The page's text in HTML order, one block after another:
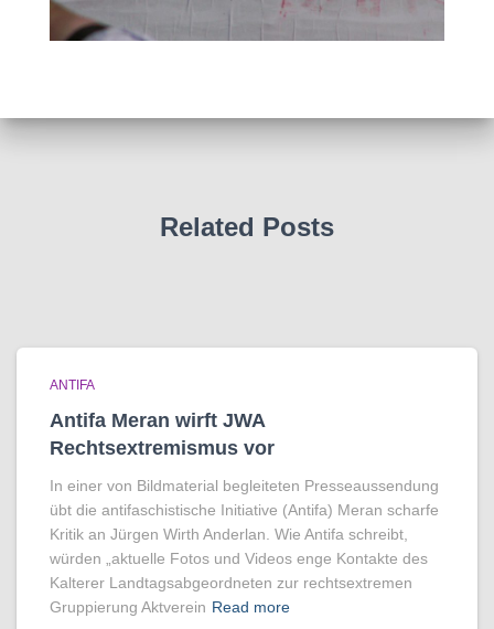
Related Posts
ANTIFA
Antifa Meran wirft JWA
Rechtsextremismus vor
In einer von Bildmaterial begleiteten Presseaussendung
übt die antifaschistische Initiative (Antifa) Meran scharfe
Kritik an Jürgen Wirth Anderlan. Wie Antifa schreibt,
würden „aktuelle Fotos und Videos enge Kontakte des
Kalterer Landtagsabgeordneten zur rechtsextremen
Gruppierung Aktverein Read more